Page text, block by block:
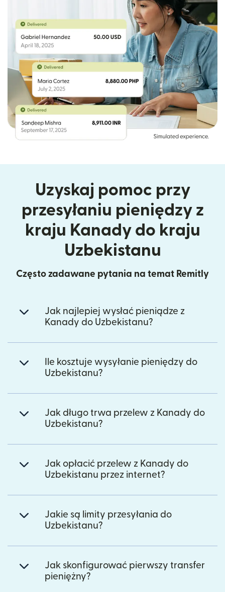
Uzyskaj pomoc przy
przesyłaniu pieniędzy z
kraju Kanady do kraju
Uzbekistanu
Często zadawane pytania na temat Remitly
Jak najlepiej wysłać pieniądze z
Kanady do Uzbekistanu?
Ile kosztuje wysyłanie pieniędzy do
Uzbekistanu?
Jak długo trwa przelew z Kanady do
Uzbekistanu?
Jak opłacić przelew z Kanady do
Uzbekistanu przez internet?
Jakie są limity przesyłania do
Uzbekistanu?
Jak skonfigurować pierwszy transfer
pieniężny?